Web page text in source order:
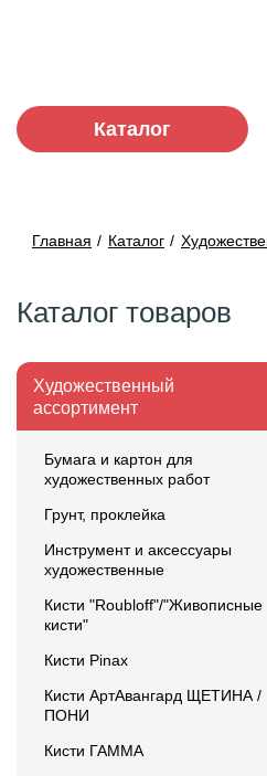
Каталог
Главная Каталог
Каталог товаров
Художественный
ассортимент
Бумага и картон для
художественных работ
Грунт, проклейка
Инструмент и аксессуары
художественные
Кисти "Roubloff"/"Живописные
кисти"
Кисти Pinax
Кисти АртАвангард ЩЕТИНА /
ПОНИ
Кисти ГАММА